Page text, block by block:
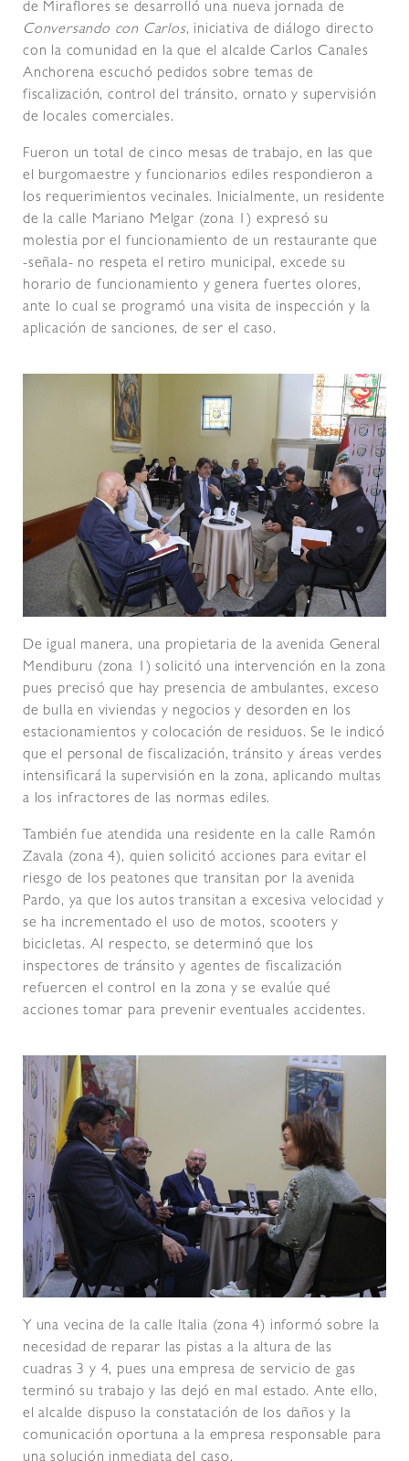
de Miraflores se desarrolló una nueva jornada de
Conversando con Carlos, iniciativa de diálogo directo
con la comunidad en la que el alcalde Carlos Canales
Anchorena escuchó pedidos sobre temas de
fiscalización, control del tránsito, ornato y supervisión
de locales comerciales.
Fueron un total de cinco mesas de trabajo, en las que
el burgomaestre y funcionarios ediles respondieron a
los requerimientos vecinales. Inicialmente, un residente
de la calle Mariano Melgar (zona 1) expresó su
molestia por el funcionamiento de un restaurante que
-señala- no respeta el retiro municipal, excede su
horario de funcionamiento y genera fuertes olores,
ante lo cual se programó una visita de inspección y la
aplicación de sanciones, de ser el caso.
De igual manera, una propietaria de la avenida General
Mendiburu (zona 1) solicitó una intervención en la zona
pues precisó que hay presencia de ambulantes, exceso
de bulla en viviendas y negocios y desorden en los
estacionamientos y colocación de residuos. Se le indicó
que el personal de fiscalización, tránsito y áreas verdes
intensificará la supervisión en la zona, aplicando multas
a los infractores de las normas ediles.
También fue atendida una residente en la calle Ramón
Zavala (zona 4), quien solicitó acciones para evitar el
riesgo de los peatones que transitan por la avenida
Pardo, ya que los autos transitan a excesiva velocidad y
se ha incrementado el uso de motos, scooters y
bicicletas. Al respecto, se determinó que los
inspectores de tránsito y agentes de fiscalización
refuercen el control en la zona y se evalúe qué
acciones tomar para prevenir eventuales accidentes.
Y una vecina de la calle Italia (zona 4) informó sobre la
necesidad de reparar las pistas a la altura de las
cuadras 3 y 4, pues una empresa de servicio de gas
terminó su trabajo y las dejó en mal estado. Ante ello,
el alcalde dispuso la constatación de los daños y la
comunicación oportuna a la empresa responsable para